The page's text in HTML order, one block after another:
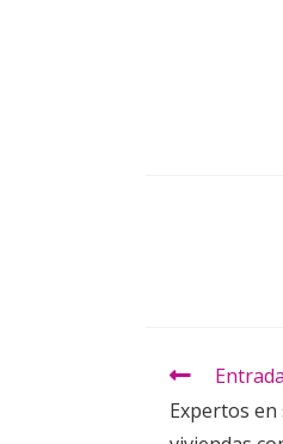
Expertos